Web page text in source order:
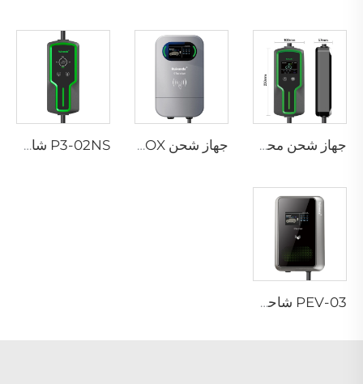
جهاز شحن محمول P3-02 لمركبات EV جهاز شحن PEV-02 AC EV WALLBOX P3-02NS شاحن محمول لسيارات EV
PEV-03 شاحن AC EV WALLBOX